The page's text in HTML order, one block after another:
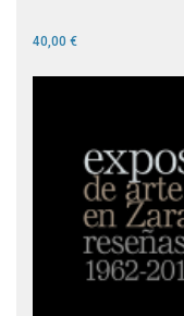
40,00 €